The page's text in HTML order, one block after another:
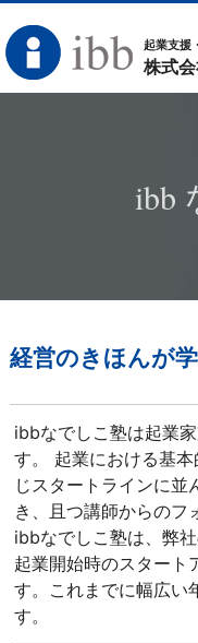
起業支援
株式
ibb
経営のきほんが
ibbなでしこ塾は起業
す。 起業における基
じスタートラインに並
き、且つ講師からのフ
ibbなでしこ塾は、弊
起業開始時のスタート
す。これまでに幅広い
す。